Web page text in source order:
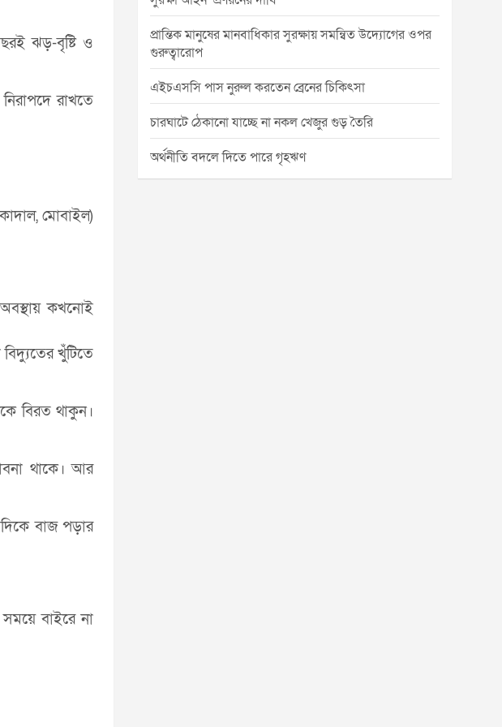
ঝড়-বৃষ্টি ও
রাখতে
মোবাইল)
কখনোই
খুঁটিতে
বিরত থাকুন।
থাকে। আর
বাজ পড়ার
বাইরে না
প্রান্তিক মানুষের মানবাধিকার সুরক্ষায় সমন্বিত উদ্যোগের ওপর
গুরুত্বারোপ
এইচএসসি পাস নুরুল করতেন ব্রেনের চিকিৎসা
চারঘাটে ঠেকানো যাচ্ছে না নকল খেজুর গুড় তৈরি
অর্থনীতি বদলে দিতে পারে গৃহঋণ